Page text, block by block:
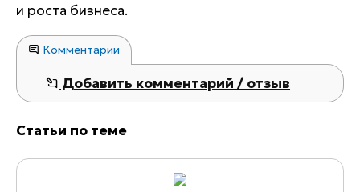
и роста бизнеса.
Комментарии
Добавить комментарий / отзыв
Статьи по теме